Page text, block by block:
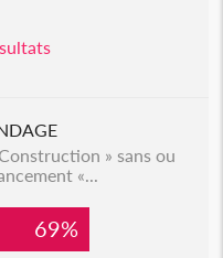
» sans ou
«...
69%